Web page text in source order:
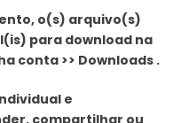
o(s) arquivo(s)
para download na
conta >> Downloads .
e
compartilhar ou